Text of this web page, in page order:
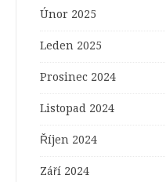
Únor 2025
Leden 2025
Prosinec 2024
Listopad 2024
Říjen 2024
Září 2024